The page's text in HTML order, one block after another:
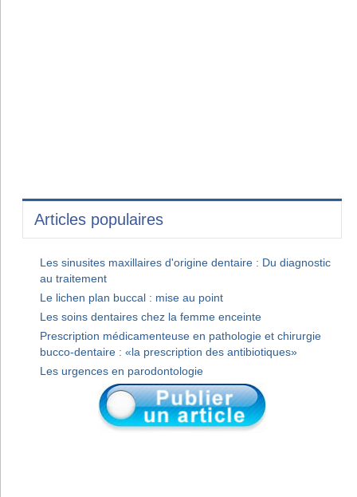
Articles populaires
Les sinusites maxillaires d'origine dentaire : Du diagnostic
au traitement
Le lichen plan buccal : mise au point
Les soins dentaires chez la femme enceinte
Prescription médicamenteuse en pathologie et chirurgie
bucco-dentaire : «la prescription des antibiotiques»
Les urgences en parodontologie